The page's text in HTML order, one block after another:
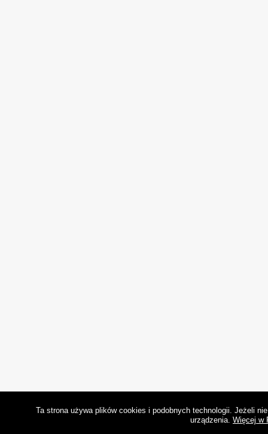
Ta strona używa plików cookies i podobnych technologii. Jeżeli
urządzenia. Więcej w